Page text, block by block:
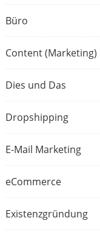
Büro
Content (Marketing)
Dies und Das
Dropshipping
E-Mail Marketing
eCommerce
Existenzgründung